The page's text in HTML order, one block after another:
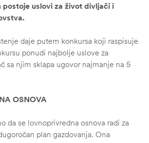
postoje uslovi za život divljači i
daje putem konkursa koji raspisuje
ponudi najbolje uslove za
sa njim sklapa ugovor najmanje na 5
OSNOVA
da se lovnoprivredna osnova radi za
plan gazdovanja. Ona